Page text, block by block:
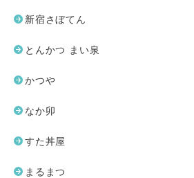
新宿さぼてん
とんかつ まい泉
かつや
なか卯
すた丼屋
まるまつ